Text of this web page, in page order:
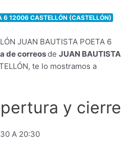
6 12006 CASTELLÓN (CASTELLÓN)
de correosdeJUAN BAUTISTA
te lo mostramos a
y cierre
A 20:30